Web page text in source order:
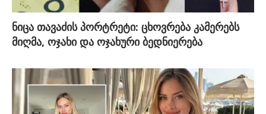
ნიცა თავაძის პორტრეტი: ცხოვრება კამერებს
მიღმა, ოჯახი და ოჯახური ბედნიერება